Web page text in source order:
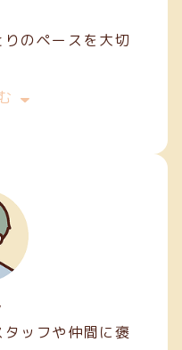
のペースを大切
ッフや仲間に褒